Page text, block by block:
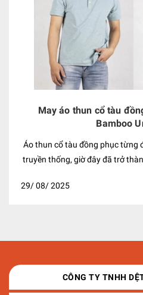
May áo thun cổ tàu
Bamboo
Áo thun cổ tàu đồng phục từng được xem là kiểu trang phục truyền thống, giờ đây đã trở thành xu hướng thời trang được giới trẻ yêu thích. Với sự sáng tạo không ngừng về họa tiết, chất liệu, kiểu dáng, áo cổ tàu đã được "trẻ hóa", trở nên năng động, hiện đại, phù hợp với cả nam và nữ. Cùng Bamboo Uniform khám phá những ý nghĩa và nét độc đáo trong thiết kế của kiểu áo thun này. Áo thun cổ tàu đồng phục là gì? Áo thun cổ tàu còn được biết đến với tên gọi áo cổ lãnh tụ, nổi bật với thiết kế cổ đứng, bo tròn và ngắn hơn so với các loại áo thun thông thường. Phần cổ áo được làm từ vải thun gân co giãn, ôm sát cổ phổ biến với cả tay ngắn và tay dài. Xuất hiện từ thế kỷ 19 trên những chiếc thuyền buồm của Anh, áo cổ tàu ban đầu được các thủy thủ sử dụng như lớp áo lót để bảo vệ da khỏi nắng và nước biển. Đến đầu thế kỷ 20, kiểu áo này mới dần trở nên thịnh hành tại Mỹ, được nhiều người ưa chuộng nhờ khả năng giữ ấm cổ trong những ngày lạnh. Ngày nay, áo thun cổ tàu đã được biến tấu, kết hợp nhiều yếu tố hiện đại để trở thành item thời trang không thể thiếu, mang đến vẻ ngoài lịch lãm và trẻ trung. Áo thun cổ tàu nổi bật với thiết kế cổ đứng, bo tròn và ngắn hơn so với các loại áo thun thông thường Lợi ích của áo thun cổ tàu đồng phục Áo thun cổ tàu đang trở thành lựa chọn hàng đầu cho đồng phục doanh nghiệp nhờ sự kết hợp giữa vẻ trẻ trung, năng động và nét tinh tế, lịch sự. Mẫu áo này mang đến sự thoải mái tối đa cho nhân viên, công cụ hiệu quả để nâng tầm hình ảnh thương hiệu. Dưới đây là những lý do bạn nên cân nhắc sử dụng áo thun cổ tàu đồng phục: Nét trang nhã và lịch lãm Thiết kế cổ áo kín đáo, đứng và bo tròn của áo thun cổ lãnh tụ mang đến vẻ ngoài trang nhã, lịch sự. Chi tiết này giúp người mặc trông chỉn chu và thanh lịch hơn so với các kiểu áo thun truyền thống, phù hợp với môi trường công sở hoặc những dịp cần sự nghiêm túc. Dễ dàng phối đồ Áo thun cổ tàu có thiết kế đơn giản nhưng đầy tinh tế, mang lại sự tự tin và thoải mái cho người mặc. Với form dáng linh hoạt, áo dễ dàng kết hợp với nhiều loại trang phục khác nhau như quần jean, quần kaki, chân váy hoặc quần vải, cho phép nhân viên thể hiện phong cách cá nhân một cách sáng tạo. Xây dựng thương hiệu Bề mặt áo thun cổ tàu đồng phục là "canvas" có thể in ấn logo, slogan hoặc các hình ảnh quảng bá. Sự đơn giản của thiết kế áo giúp làm nổi bật thông điệp thương hiệu, biến mỗi chiếc áo thành công cụ marketing hiệu quả, giúp công ty dễ dàng ghi điểm với khách hàng và đối tác. Sự thoải mái và thoáng mát Được làm từ các chất liệu phổ biến như cotton, polyester hoặc vải pha, áo thun cổ lãnh tụ có khả năng thấm hút mồ hôi và thoáng khí tốt. Dáng áo ôm vừa vặn, không quá rộng cũng không quá bó sát, tạo cảm giác thoải mái tối đa cho người mặc, đặc biệt khi phải vận động nhiều. Tính ứng dụng cao Sự linh hoạt là ưu điểm lớn của áo cổ lãnh tụ. Mẫu áo này có thể dễ dàng phối hợp trong nhiều hoàn cảnh, từ đi làm, đi chơi cho đến các hoạt động ngoài trời. Phong cách cổ điển nhưng không kém phần hiện đại phù hợp với nhiều đối tượng và lứa tuổi, giúp người mặc luôn tự tin, nổi bật. Áo thun cổ tàu đồng phục tính ứng dụng cao và phong cách đa dạng Những mẫu đồng phục áo thun cổ tàu đẹp, thanh lịch Áo thun cổ tàu đồng phục luôn thu hút bởi thiết kế tinh tế và tính ứng dụng cao. Dưới đây là những mẫu áo thun cổ tàu phổ biến, phù hợp với nhiều phong cách và môi trường khác nhau, từ công sở đến các hoạt động thường ngày. Áo thun cổ tàu tay ngắn Với thiết kế cổ đứng kết hợp tay ngắn hoặc tay lửng, áo thun cổ tàu tay ngắn mang lại cảm giác năng động và thoải mái. Chất liệu chủ yếu là cotton, lanh hoặc đũi giúp áo thấm hút mồ hôi và thoáng khí, lựa chọn lý tưởng cho mùa hè nóng bức. Để mặc đẹp, bạn nên chọn form áo vừa vặn, không quá bó sát để tôn lên vóc dáng, đảm bảo sự thoải mái, đặc biệt với những người có bắp tay to. Áo thun cổ tàu tay dài Kiểu áo cổ tàu tay dài với thiết kế cơ bản và truyền thống đã trở thành item yêu thích trong tủ đồ nam giới. Mẫu áo này có các gam màu trung tính như trắng, be, xám hay xanh dương nhạt, dễ dàng phối hợp với nhiều loại trang phục. Sự thanh lịch và đơn giản của áo thun cổ tàu tay dài giúp bạn tự tin trong nhiều dịp, từ đi làm, đi học cho đến các sự kiện trang trọng hơn. Áo thun cổ tàu phong cách Hàn Quốc Mặc dù có nguồn gốc từ Trung Quốc, áo thun cổ tàu đã được biến tấu theo phong cách Hàn Quốc để trở nên hiện đại và thời thượng hơn. Thiết kế màu đen hoặc trắng cơ bản, form suông vừa phải thể hiện vẻ nam tính. Khi kết hợp cùng quần kaki hoặc quần ống suông, bạn sẽ có ngay phong cách sành điệu. Những mẫu đồng phục áo thun cổ tàu đẹp, thanh lịch Màu áo thun cổ tàu đồng phục được ưa chuộng nhất Áo thun cổ tàu trở thành lựa chọn phổ biến trong thiết kế đồng phục nhờ sự trẻ trung, lịch sự và dễ phối hợp. Trong đó, màu sắc đóng vai trò quan trọng, giúp tôn lên nét đặc trưng và phong cách riêng của mỗi doanh nghiệp. Những tông màu được nhiều người yêu thích bao gồm: Màu be: Mang lại vẻ ngoài thanh lịch và tinh tế, dễ phối đồ, kết hợp ăn ý với quần âu hay quần jeans, tạo phong cách trẻ trung, phù hợp làm đồng phục công sở hay cho đội ngũ nhân viên. Màu xanh: Chất liệu cao cấp, áo thấm hút mồ hôi tốt, lý tưởng cho các hoạt động ngoài trời hay công việc đòi hỏi di chuyển nhiều. Màu xám: Dễ dàng
29/08/2025
CÔNG TY TNHH